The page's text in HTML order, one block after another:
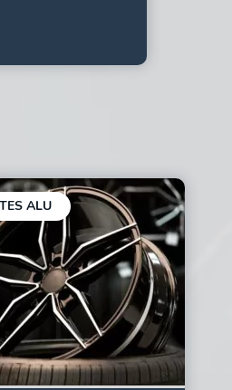
ALU